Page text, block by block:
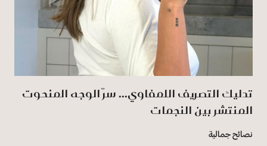
تدليك التصريف اللمفاوي... سرّ الوجه المنحوت
المنتشر بين النجمات
نصائح جمالية